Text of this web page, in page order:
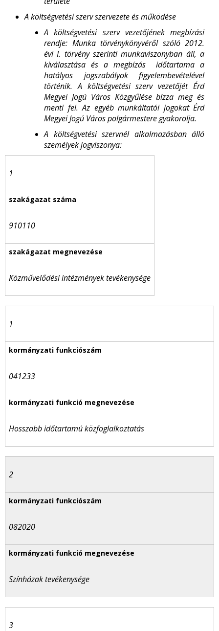
A költségvetési szerv szervezete és működése
A költségvetési szerv vezetőjének megbízási
rendje: Munka törvénykönyvéről szóló 2012.
évi I. törvény szerinti munkaviszonyban áll, a
kiválasztása és a megbízás időtartama a
hatályos jogszabályok figyelembevételével
történik. A költségvetési szerv vezetőjét Érd
Megyei Jogú Város Közgyűlése bízza meg és
menti fel. Az egyéb munkáltatói jogokat Érd
Megyei Jogú Város polgármestere gyakorolja.
A költségvetési szervnél alkalmazásban álló
személyek jogviszonya:
1
910110
Közművelődési intézmények tevékenysége
1
041233
Hosszabb időtartamú közfoglalkoztatás
2
082020
Színházak tevékenysége
3